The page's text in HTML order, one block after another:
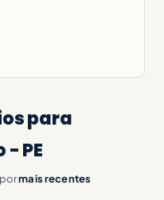
para
PE
mais recentes